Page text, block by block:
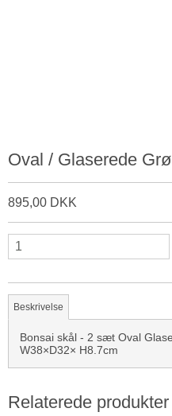
Oval / Glaserede
895,00 DKK
Beskrivelse
Bonsai skål - 2 sæt Oval
W38×D32× H8.7cm
Relaterede produkter